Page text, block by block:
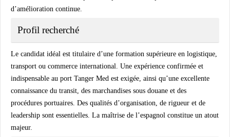
d’amélioration continue.
Profil recherché
Le candidat idéal est titulaire d’une formation supérieure en logistique,
transport ou commerce international. Une expérience confirmée et
indispensable au port Tanger Med est exigée, ainsi qu’une excellente
connaissance du transit, des marchandises sous douane et des
procédures portuaires. Des qualités d’organisation, de rigueur et de
leadership sont essentielles. La maîtrise de l’espagnol constitue un atout
majeur.